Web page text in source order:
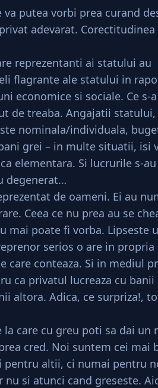
putea vorbi prea curand
adevarat. Corectitudinea
reprezentanti ai statului au
flagrante ale statului in
economice si sociale. Ce s-a
de treaba. Angajatii statului,
nominala/individuala,
grei – in multe situatii, isi
elementara. Si lucrurile s-au
degenerat…
de oameni. Ei au
Ceea ce nu prea au se
mai poate fi vorba. Lipseste
serios o are in propria
care conteaza. Si in mediul
ca privatul lucreaza cu banii
altora. Adica, ce surpriza!,
care cu greu poti sa dai un
cred. Noi suntem cei mai
altii, ci numai pentru
si atunci cand greseste.